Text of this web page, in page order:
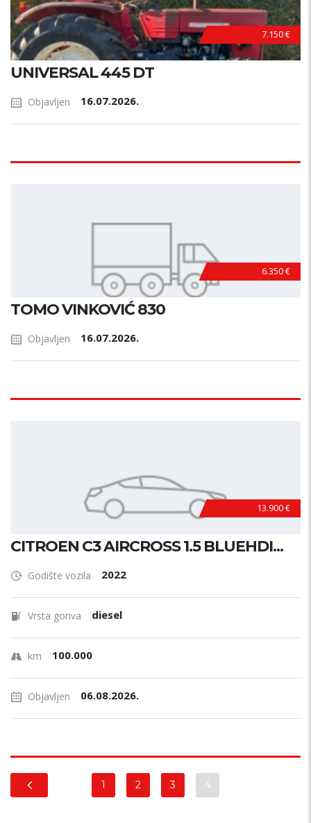
7.150 €
UNIVERSAL 445 DT
Objavljen 16.07.2026.
6.350 €
TOMO VINKOVIĆ 830
Objavljen 16.07.2026.
13.900 €
CITROEN C3 AIRCROSS 1.5 BLUEHDI...
Godište vozila 2022
Vrsta goriva diesel
km 100.000
Objavljen 06.08.2026.
1 2 3 4